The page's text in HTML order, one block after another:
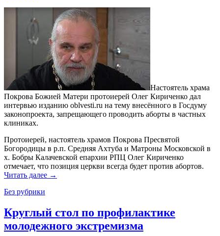
Настоятель храма
Покрова Божией Матери протоиерей Олег Кириченко дал
интервью изданию oblvesti.ru на тему внесённого в Госдуму
законопроекта, запрещающего проводить аборты в частных
клиниках.
Протоиерей, настоятель храмов Покрова Пресвятой
Богородицы в р.п. Средняя Ахтуба и Матроны Московской в
х. Бобры Калачевской епархии РПЦ Олег Кириченко
отмечает, что позиция церкви всегда будет против абортов.
Читать далее →
Без рубрики
Круглый стол по профилактике
молодежного экстремизма